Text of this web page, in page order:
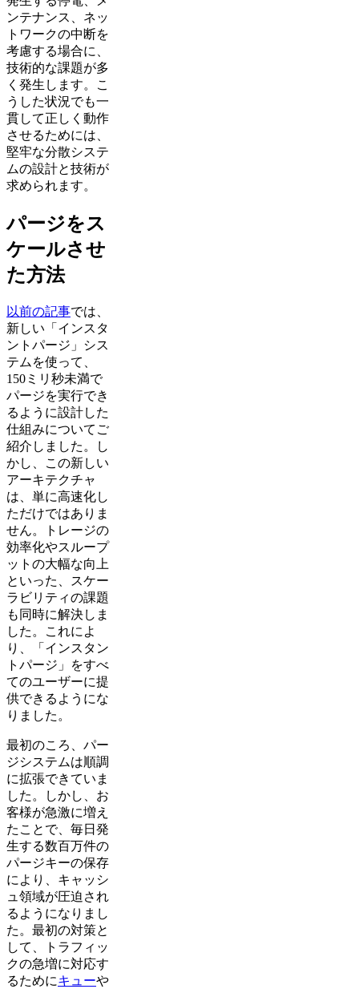
ンテナンス、ネッ
トワークの中断を
考慮する場合に、
技術的な課題が多
く発生します。こ
うした状況でも一
貫して正しく動作
させるためには、
堅牢な分散システ
ムの設計と技術が
求められます。
パージをス
ケールさせ
た方法
以前の記事では、
新しい「インスタ
ントパージ」シス
テムを使って、
150ミリ秒未満で
パージを実行でき
るように設計した
仕組みについてご
紹介しました。し
かし、この新しい
アーキテクチャ
は、単に高速化し
ただけではありま
せん。トレージの
効率化やスループ
ットの大幅な向上
といった、スケー
ラビリティの課題
も同時に解決しま
した。これによ
り、「インスタン
トパージ」をすべ
てのユーザーに提
供できるようにな
りました。
最初のころ、パー
ジシステムは順調
に拡張できていま
した。しかし、お
客様が急激に増え
たことで、毎日発
生する数百万件の
パージキーの保存
により、キャッシ
ュ領域が圧迫され
るようになりまし
た。最初の対策と
して、トラフィッ
クの急増に対応す
るためにキューや